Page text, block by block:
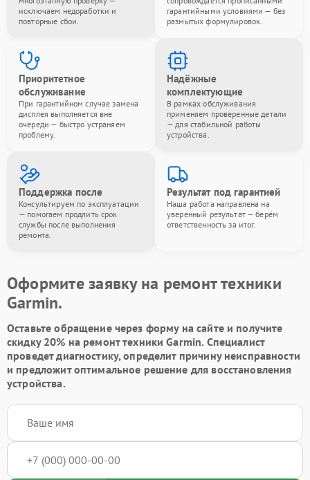
исключаем недоработки и
повторные сбои.
гарантийными условиями — без
размытых формулировок.
Приоритетное
обслуживание
При гарантийном случае замена
дисплея выполняется вне
очереди — быстро устраняем
проблему.
Надёжные
комплектующие
В рамках обслуживания
применяем проверенные детали
— для стабильной работы
устройства.
Поддержка после
Консультируем по эксплуатации
— помогаем продлить срок
службы после выполнения
ремонта.
Результат под гарантией
Наша работа направлена на
уверенный результат — берём
ответственность за итог.
Оформите заявку на ремонт техники
Garmin.
Оставьте обращение через форму на сайте и получите
скидку 20% на ремонт техники Garmin. Специалист
проведет диагностику, определит причину неисправности
и предложит оптимальное решение для восстановления
устройства.